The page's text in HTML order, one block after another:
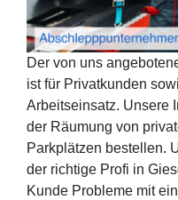
Der von uns
ist für Privatkunden
Arbeitseinsatz. Unsere
der Räumung von
Parkplätzen bestellen.
der richtige Profi in
Kunde Probleme mit